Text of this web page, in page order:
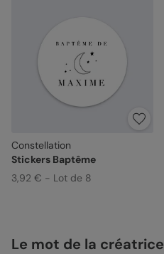
Constellation
Stickers Baptême
3,92 € - Lot de 8
Le mot de la créatrice